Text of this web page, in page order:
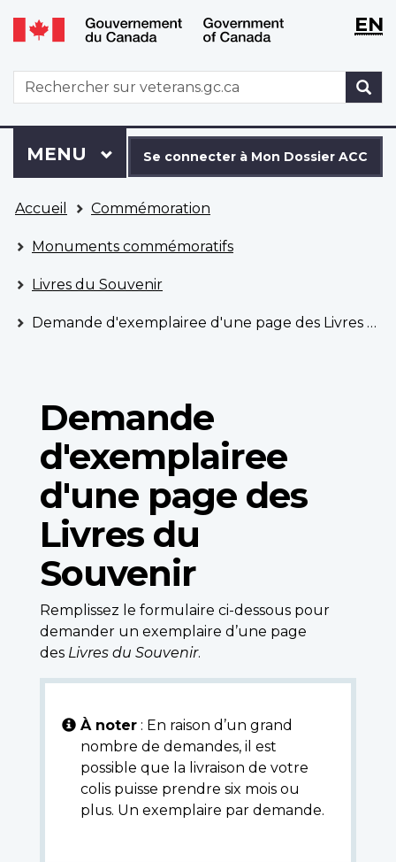
Aller
au
principal
Passer
à
version
HTML
simplifiée
WxT
WxTEN
WxT
Search
form
connecter
à
Dossier
ACC
Se connecter à Mon Dossier ACC
Menu
MENU PRINCIPAL
êtes
ici
Accueil Commémoration
Monuments commémoratifs
Livres du Souvenir
Demande d'exemplairee d'une page des Livres du Souvenir
Demande
d'exemplairee
d'une page des
Livres du
Souvenir
Remplissez le formulaire ci-dessous pour
demander un exemplaire d’une page
des Livres du Souvenir.
À noter : En raison d’un grand
nombre de demandes, il est
possible que la livraison de votre
colis puisse prendre six mois ou
plus. Un exemplaire par demande.